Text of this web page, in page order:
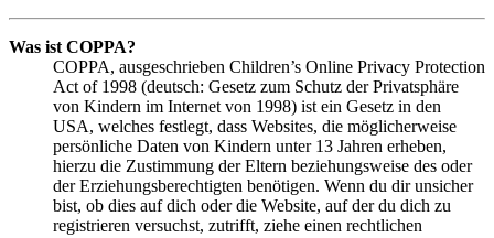
Was ist COPPA?
COPPA, ausgeschrieben Children’s Online Privacy Protection
Act of 1998 (deutsch: Gesetz zum Schutz der Privatsphäre
von Kindern im Internet von 1998) ist ein Gesetz in den
USA, welches festlegt, dass Websites, die möglicherweise
persönliche Daten von Kindern unter 13 Jahren erheben,
hierzu die Zustimmung der Eltern beziehungsweise des oder
der Erziehungsberechtigten benötigen. Wenn du dir unsicher
bist, ob dies auf dich oder die Website, auf der du dich zu
registrieren versuchst, zutrifft, ziehe einen rechtlichen